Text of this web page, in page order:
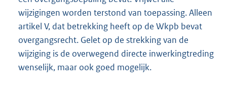
wijzigingen worden terstond van toepassing. Alleen
artikel V, dat betrekking heeft op de Wkpb bevat
overgangsrecht. Gelet op de strekking van de
wijziging is de overwegend directe inwerkingtreding
wenselijk, maar ook goed mogelijk.